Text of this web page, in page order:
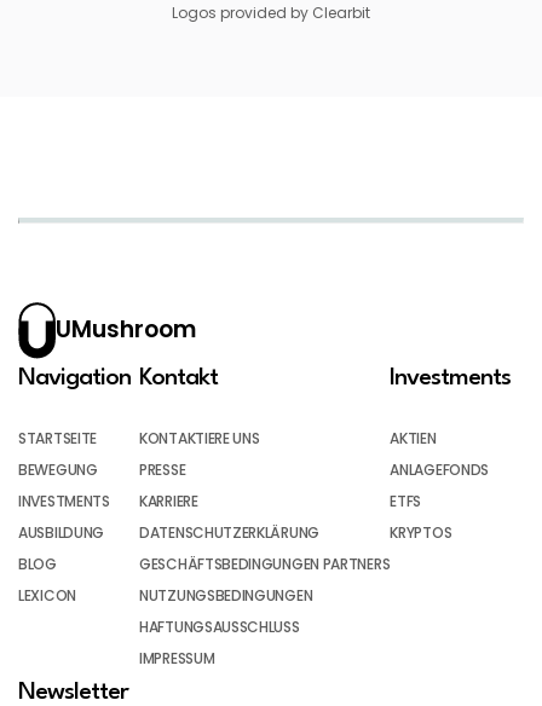
Logos provided by Clearbit
UMushroom
Navigation
STARTSEITE
BEWEGUNG
INVESTMENTS
AUSBILDUNG
BLOG
LEXICON
Kontakt
KONTAKTIERE UNS
PRESSE
KARRIERE
DATENSCHUTZERKLÄRUNG
GESCHÄFTSBEDINGUNGEN PARTNERS
NUTZUNGSBEDINGUNGEN
HAFTUNGSAUSSCHLUSS
IMPRESSUM
Investments
AKTIEN
ANLAGEFONDS
ETFS
KRYPTOS
Newsletter